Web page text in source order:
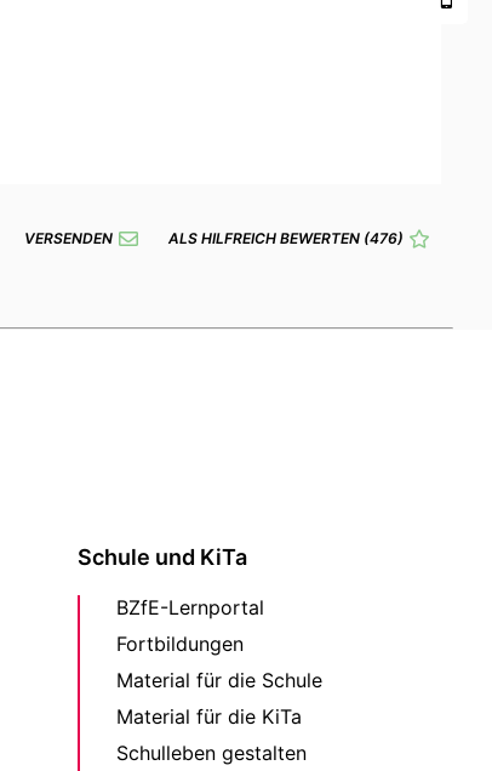
VERSENDEN ALS HILFREICH BEWERTEN (476)
Schule und KiTa
BZfE-Lernportal
Fortbildungen
Material für die Schule
Material für die KiTa
Schulleben gestalten